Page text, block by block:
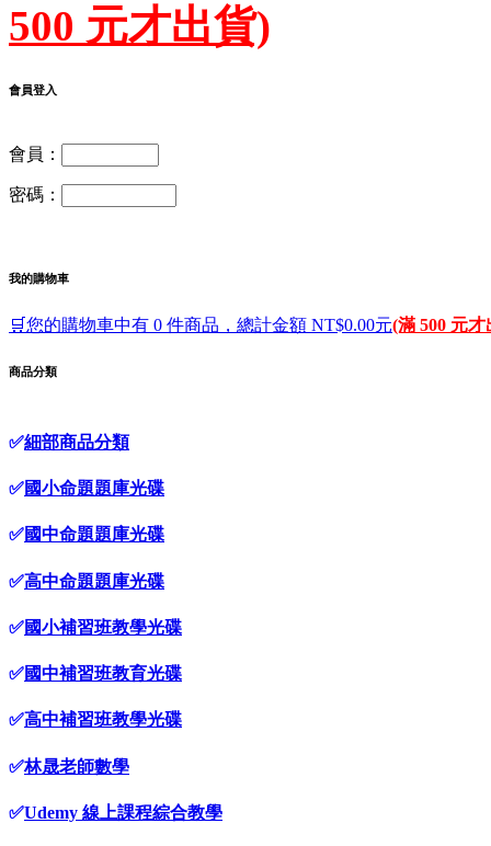
500 元才出貨)
會員登入
會員：
密碼：
我的購物車
🛒您的購物車中有 0 件商品，總計金額 NT$0.00元(滿 500 元才
商品分類
✅細部商品分類
✅國小命題題庫光碟
✅國中命題題庫光碟
✅高中命題題庫光碟
✅國小補習班教學光碟
✅國中補習班教育光碟
✅高中補習班教學光碟
✅林晟老師數學
✅Udemy 線上課程綜合教學